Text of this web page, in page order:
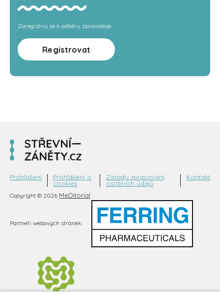
Zaregistruj se k odběru zpravodaje
Registrovat
Copyright © 2026 MeDitorial
Prohlášení
Prohlášení o
cookies
Zásady zpracování
osobních údajů
Kontakt
Partneři webových stránek: